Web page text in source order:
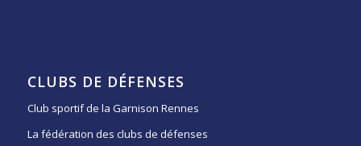
CLUBS DE DÉFENSES
Club sportif de la Garnison Rennes
La fédération des clubs de défenses